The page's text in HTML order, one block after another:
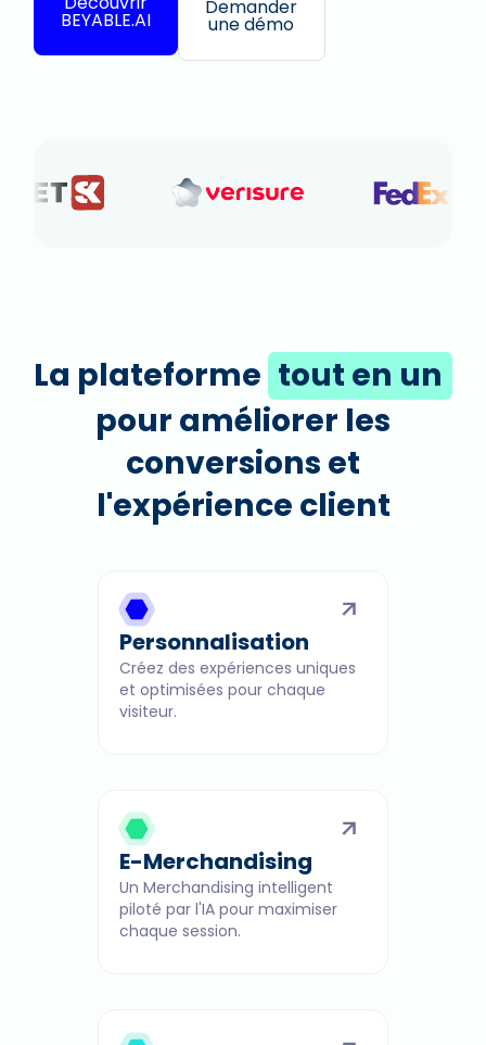
BEYABLE.AI
Demander
une démo
La plateforme tout en un
pour améliorer les
conversions et
l'expérience client
Personnalisation
Créez des expériences uniques
et optimisées pour chaque
visiteur.
E-Merchandising
Un Merchandising intelligent
piloté par l'IA pour maximiser
chaque session.